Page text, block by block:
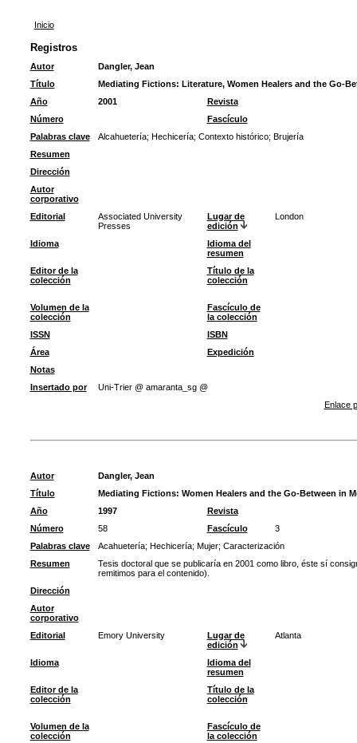
Inicio
Registros
Autor
Dangler, Jean
Título
Mediating Fictions: Literature, Women Healers and the Go-
Año
2001
Revista
Número
Fascículo
Palabras clave
Alcahuetería; Hechicería; Contexto histórico; Brujería
Resumen
Dirección
Autor
corporativo
Editorial
Associated University
Presses
Lugar de
edición
London
Idioma
Idioma del
resumen
Editor de la
colección
Título de la
colección
Volumen de la
colección
Fascículo de
la colección
ISSN
ISBN
Área
Expedición
Notas
Insertado por
Uni-Trier @ amaranta_sg @
Enlace
Autor
Dangler, Jean
Título
Mediating Fictions: Women Healers and the Go-Between in
Año
1997
Revista
Número
58 Fascículo
3
Palabras clave
Acahuetería; Hechicería; Mujer; Caracterización
Resumen
Tesis doctoral que se publicaría en 2001 como libro, éste sí
remitimos para el contenido).
Dirección
Autor
corporativo
Editorial
Emory University
Lugar de
edición
Atlanta
Idioma
Idioma del
resumen
Editor de la
colección
Título de la
colección
Volumen de la
colección
Fascículo de
la colección